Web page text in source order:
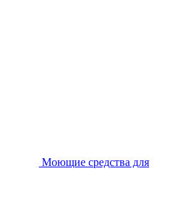
Моющие средства для